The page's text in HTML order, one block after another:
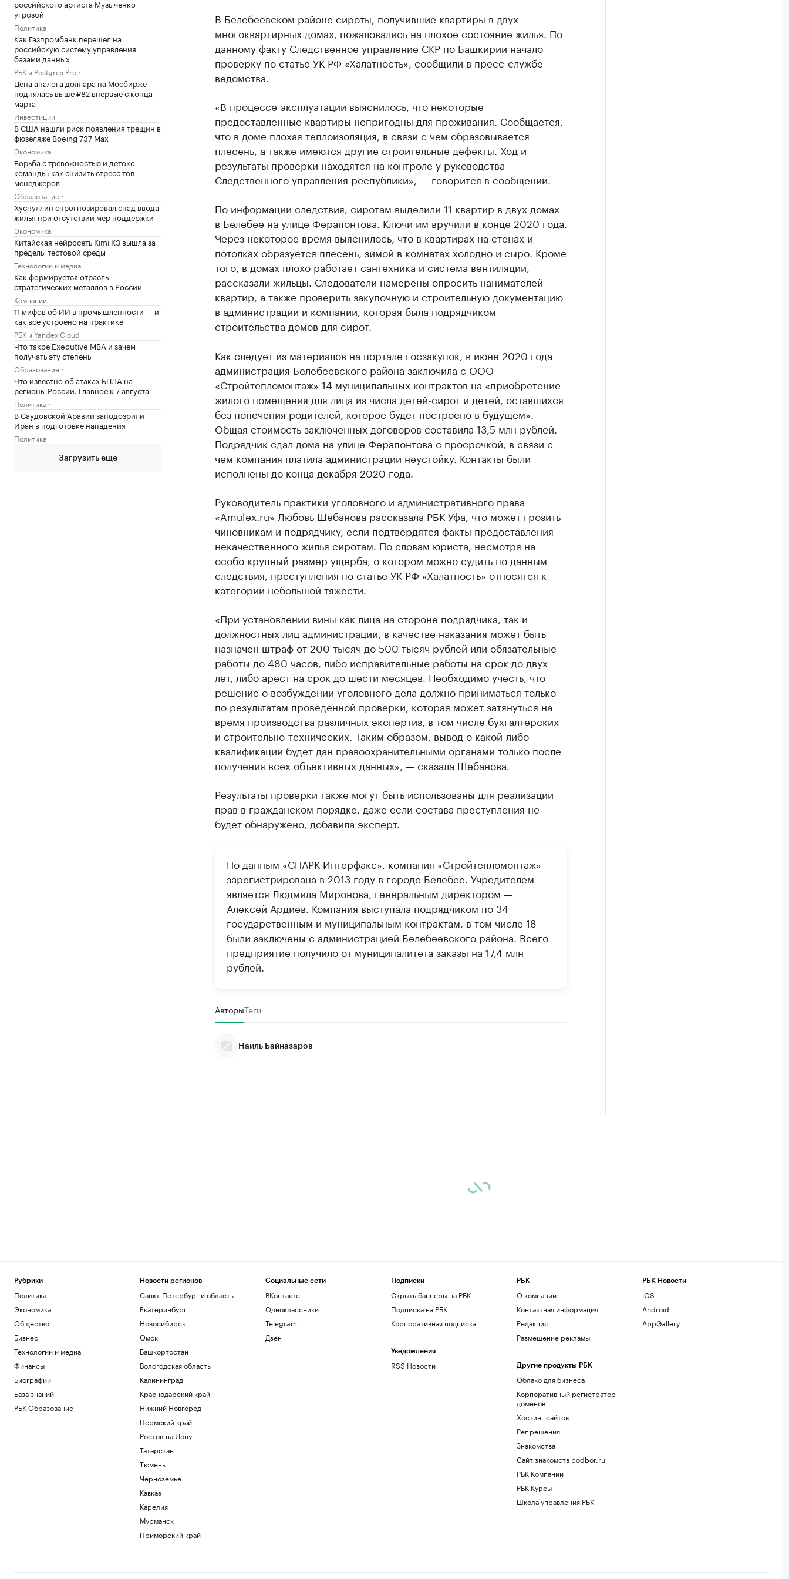
российского артиста Музыченко
угрозой
Политика
Как Газпромбанк перешел на
российскую систему управления
базами данных
РБК и Postgres Pro
Цена аналога доллара на Мосбирже
поднялась выше ₽82 впервые с конца
марта
Инвестиции
В США нашли риск появления трещин в
фюзеляже Boeing 737 Max
Экономика
Борьба с тревожностью и детокс
команды: как снизить стресс топ-
менеджеров
Образование
Хуснуллин спрогнозировал спад ввода
жилья при отсутствии мер поддержки
Экономика
Китайская нейросеть Kimi K3 вышла за
пределы тестовой среды
Технологии и медиа
Как формируется отрасль
стратегических металлов в России
Компании
11 мифов об ИИ в промышленности — и
как все устроено на практике
РБК и Yandex Cloud
Что такое Executive MBA и зачем
получать эту степень
Образование
Что известно об атаках БПЛА на
регионы России. Главное к 7 августа
Политика
В Саудовской Аравии заподозрили
Иран в подготовке нападения
Политика
Загрузить еще
В Белебеевском районе сироты, получившие квартиры в двух
многоквартирных домах, пожаловались на плохое состояние жилья. По
данному факту Следственное управление СКР по Башкирии начало
проверку по статье УК РФ «Халатность», сообщили в пресс-службе
ведомства.
«В процессе эксплуатации выяснилось, что некоторые
предоставленные квартиры непригодны для проживания. Сообщается,
что в доме плохая теплоизоляция, в связи с чем образовывается
плесень, а также имеются другие строительные дефекты. Ход и
результаты проверки находятся на контроле у руководства
Следственного управления республики», — говорится в сообщении.
По информации следствия, сиротам выделили 11 квартир в двух домах
в Белебее на улице Ферапонтова. Ключи им вручили в конце 2020 года.
Через некоторое время выяснилось, что в квартирах на стенах и
потолках образуется плесень, зимой в комнатах холодно и сыро. Кроме
того, в домах плохо работает сантехника и система вентиляции,
рассказали жильцы. Следователи намерены опросить нанимателей
квартир, а также проверить закупочную и строительную документацию
в администрации и компании, которая была подрядчиком
строительства домов для сирот.
Как следует из материалов на портале госзакупок, в июне 2020 года
администрация Белебеевского района заключила с ООО
«Стройтепломонтаж» 14 муниципальных контрактов на «приобретение
жилого помещения для лица из числа детей-сирот и детей, оставшихся
без попечения родителей, которое будет построено в будущем».
Общая стоимость заключенных договоров составила 13,5 млн рублей.
Подрядчик сдал дома на улице Ферапонтова с просрочкой, в связи с
чем компания платила администрации неустойку. Контакты были
исполнены до конца декабря 2020 года.
Руководитель практики уголовного и административного права
«Amulex.ru» Любовь Шебанова рассказала РБК Уфа, что может грозить
чиновникам и подрядчику, если подтвердятся факты предоставления
некачественного жилья сиротам. По словам юриста, несмотря на
особо крупный размер ущерба, о котором можно судить по данным
следствия, преступления по статье УК РФ «Халатность» относятся к
категории небольшой тяжести.
«При установлении вины как лица на стороне подрядчика, так и
должностных лиц администрации, в качестве наказания может быть
назначен штраф от 200 тысяч до 500 тысяч рублей или обязательные
работы до 480 часов, либо исправительные работы на срок до двух
лет, либо арест на срок до шести месяцев. Необходимо учесть, что
решение о возбуждении уголовного дела должно приниматься только
по результатам проведенной проверки, которая может затянуться на
время производства различных экспертиз, в том числе бухгалтерских
и строительно-технических. Таким образом, вывод о какой-либо
квалификации будет дан правоохранительными органами только после
получения всех объективных данных», — сказала Шебанова.
Результаты проверки также могут быть использованы для реализации
прав в гражданском порядке, даже если состава преступления не
будет обнаружено, добавила эксперт.
По данным «СПАРК-Интерфакс», компания «Стройтепломонтаж»
зарегистрирована в 2013 году в городе Белебее. Учредителем
является Людмила Миронова, генеральным директором —
Алексей Ардиев. Компания выступала подрядчиком по 34
государственным и муниципальным контрактам, в том числе 18
были заключены с администрацией Белебеевского района. Всего
предприятие получило от муниципалитета заказы на 17,4 млн
рублей.
АвторыТеги
Наиль Байназаров
Рубрики
Политика
Экономика
Общество
Бизнес
Технологии и медиа
Финансы
Биографии
База знаний
РБК Образование
Новости регионов
Санкт-Петербург и область
Екатеринбург
Новосибирск
Омск
Башкортостан
Вологодская область
Калининград
Краснодарский край
Нижний Новгород
Пермский край
Ростов-на-Дону
Татарстан
Тюмень
Черноземье
Кавказ
Карелия
Мурманск
Приморский край
Социальные сети
ВКонтакте
Одноклассники
Telegram
Дзен
Подписки
Скрыть баннеры на РБК
Подписка на РБК
Корпоративная подписка
Уведомления
RSS Новости
РБК
О компании
Контактная информация
Редакция
Размещение рекламы
Другие продукты РБК
Облако для бизнеса
Корпоративный регистратор
доменов
Хостинг сайтов
Рег.решения
Знакомства
Сайт знакомств podbor.ru
РБК Компании
РБК Курсы
Школа управления РБК
РБК Новости
iOS
Android
AppGallery